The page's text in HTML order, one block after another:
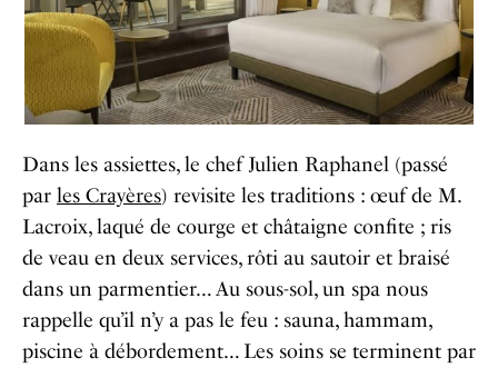
Dans les assiettes, le chef Julien Raphanel (passé
par les Crayères) revisite les traditions : œuf de M.
Lacroix, laqué de courge et châtaigne confite ; ris
de veau en deux services, rôti au sautoir et braisé
dans un parmentier… Au sous-sol, un spa nous
rappelle qu’il n’y a pas le feu : sauna, hammam,
piscine à débordement… Les soins se terminent par